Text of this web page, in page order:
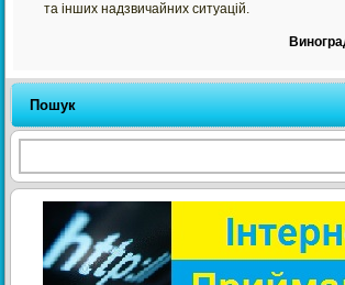
та інших надзвичайних ситуацій.
Пошук